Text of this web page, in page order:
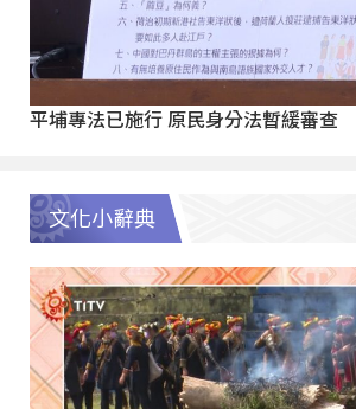
平埔專法已施行 原民身分法暫緩審查
文化小辭典